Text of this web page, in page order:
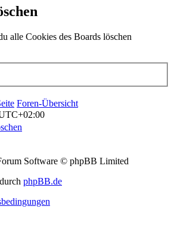
alle Cookies des Boards löschen
Foren-Übersicht
Software © phpBB Limited
phpBB.de